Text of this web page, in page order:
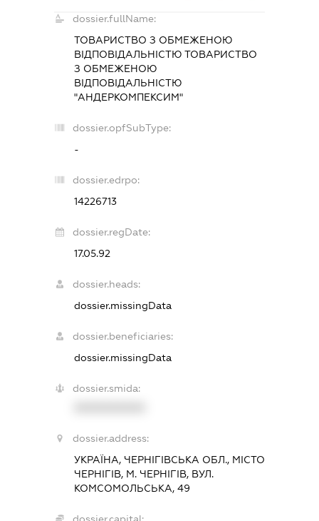
dossier.fullName:
ТОВАРИСТВО З ОБМЕЖЕНОЮ
ВІДПОВІДАЛЬНІСТЮ ТОВАРИСТВО
З ОБМЕЖЕНОЮ
ВІДПОВІДАЛЬНІСТЮ
"АНДЕРКОМПЕКСИМ"
dossier.opfSubType:
-
dossier.edrpo:
14226713
dossier.regDate:
17.05.92
dossier.heads:
dossier.missingData
dossier.beneficiaries:
dossier.missingData
dossier.smida:
dossier.address:
УКРАЇНА, ЧЕРНІГІВСЬКА ОБЛ., МІСТО
ЧЕРНІГІВ, М. ЧЕРНІГІВ, ВУЛ.
КОМСОМОЛЬСЬКА, 49
dossier.capital: